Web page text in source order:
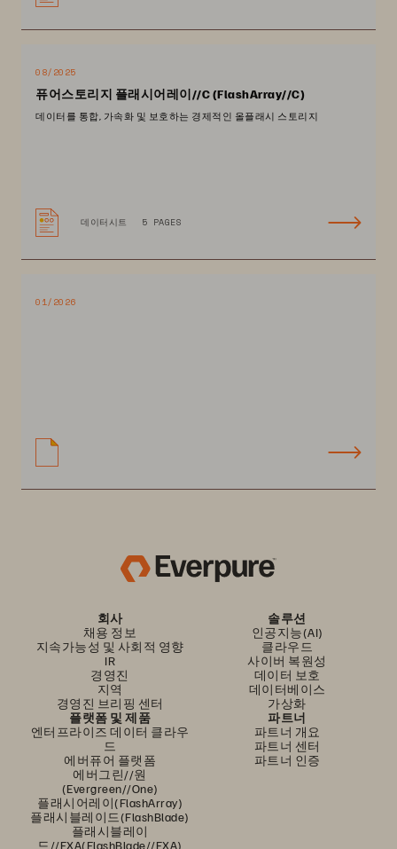
08/2025
퓨어스토리지 플래시어레이//C (FlashArray//C)
데이터를 통합, 가속화 및 보호하는 경제적인 올플래시 스토리지
데이터시트 5 PAGES
01/2026
회사
채용 정보
지속가능성 및 사회적 영향
IR
경영진
지역
경영진 브리핑 센터
솔루션
인공지능(AI)
클라우드
사이버 복원성
데이터 보호
데이터베이스
가상화
플랫폼 및 제품
엔터프라이즈 데이터 클라우
드
에버퓨어 플랫폼
에버그린//원
(Evergreen//One)
플래시어레이(FlashArray)
플래시블레이드(FlashBlade)
플래시블레이
드//EXA(FlashBlade//EXA)
파트너
파트너 개요
파트너 센터
파트너 인증